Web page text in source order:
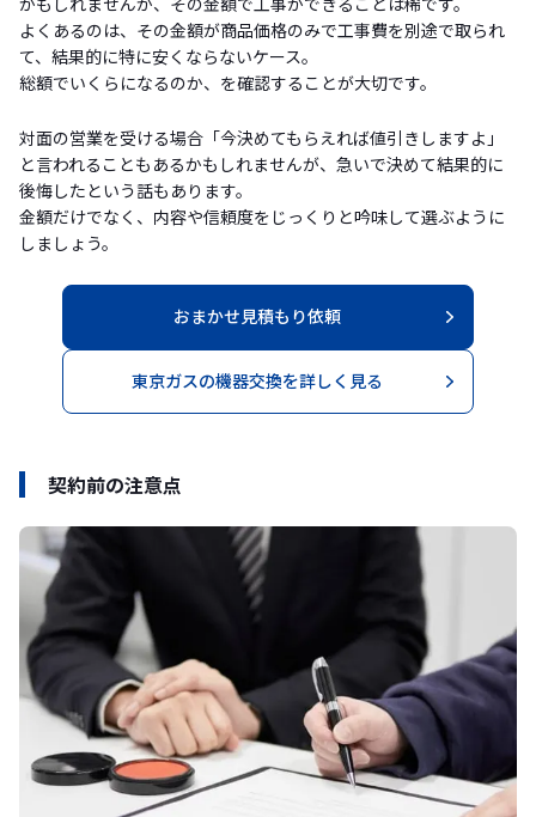
よくあるのは、その金額が商品価格のみで工事費を別途で取られ
て、結果的に特に安くならないケース。
総額でいくらになるのか、を確認することが大切です。
対面の営業を受ける場合「今決めてもらえれば値引きしますよ」
と言われることもあるかもしれませんが、急いで決めて結果的に
後悔したという話もあります。
金額だけでなく、内容や信頼度をじっくりと吟味して選ぶように
しましょう。
おまかせ見積もり依頼
東京ガスの機器交換を詳しく見る
契約前の注意点